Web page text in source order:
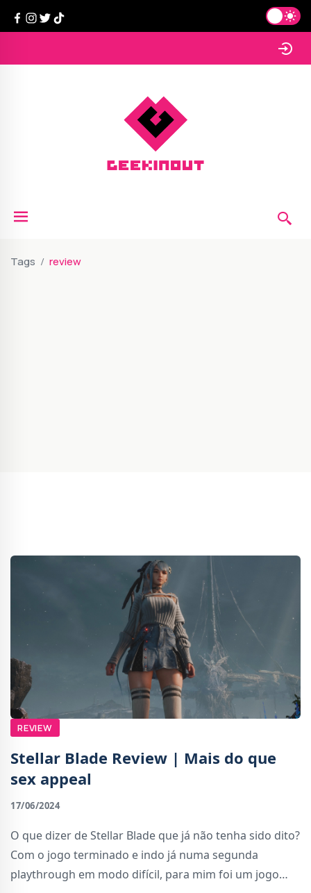
Tags review
REVIEW
Stellar Blade Review | Mais do que
sex appeal
17/06/2024
O que dizer de Stellar Blade que já não tenha sido dito?
Com o jogo terminado e indo já numa segunda
playthrough em modo difícil, para mim foi um jogo